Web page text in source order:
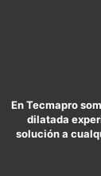
En Tecmapro
dilatada
solución a